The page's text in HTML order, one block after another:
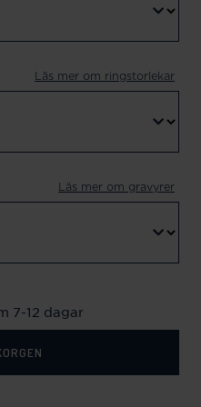
Läs mer om ringstorlekar
Läs mer om gravyrer
7-12 dagar